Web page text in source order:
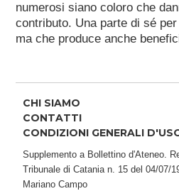
numerosi siano coloro che
contributo. Una parte di sé
ma che produce anche
CHI SIAMO
CONTATTI
CONDIZIONI GENERALI
Supplemento a Bollettino d'Ateneo.
Tribunale di Catania n. 15 del 04/07/
Mariano Campo